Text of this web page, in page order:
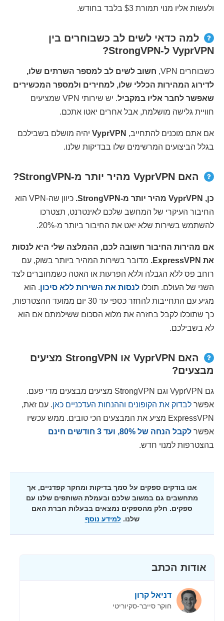
ולעשות אליו מנוי תמורת $3 בלבד בחודש.
למה כדאי לשים לב כשבוחרים בין
VyprVPN ל-StrongVPN?
כשבוחרים VPN,
חשוב לשים לב למספר השרתים שלו,
לדירוג המהירות הכללי שלו, למחירים ולמספר המכשירים
שאפשר לחבר אליו במקביל
. יש שירותי VPN שמציעים
חוויית גלישה מושלמת, אבל אחרים יאטו אתכם.
אם אתם מוכנים להתחייב, VyprVPN יהיה מושלם בשבילכם
בגלל הביצועים המרשימים שלו בבדיקות שלנו.
האם VyprVPN מהיר יותר מ-StrongVPN?
כן, VyprVPN מהיר יותר מ-StrongVPN.
כיוון שה-VPN הוא
החיבור העיקרי של המחשב שלכם לאינטרנט, תצטרכו
להשתמש בשירות שלא יאט את החיבור ביותר מ-20%.
אם מהירות החיבור חשובה לכם, ההמלצה שלי היא לנסות
את ExpressVPN.
מדובר בשירות המהיר ביותר בשוק, עם
רוחב פס ללא הגבלה וללא הפרעות או האטה כשמחוברים לצד
השני של העולם. תוכלו לנסות את השירות ללא סיכון. הוא
מגיע עם התחייבות להחזר כספי עד 30 יום ממועד ההצטרפות,
כך שתוכלו לקבל בחזרה את מלוא הסכום ששילמתם אם הוא
לא בשבילכם.
האם VyprVPN או StrongVPN מציעים
מבצעים?
גם VyprVPN וגם StrongVPN מציעים מבצעים מדי פעם.
אפשר לבדוק את הקופונים וההנחות העדכניים כאן. עם זאת,
ExpressVPN מציע את המבצעים הכי טובים. ממש עכשיו
אפשר לקבל הנחה של 80%, ועד 3 חודשים חינם
בהצטרפות למנוי חדש.
אנו בודקים ספקים על סמך בדיקות ומחקר קפדניים, אך
מתחשבים גם במשוב שלכם ובעמלת השותפים שלנו עם
ספקים. חלק מהספקים נמצאים בבעלות חברת האם
שלנו.למידע נוסף
אודות הכתב
דניאל קרון
חוקר סייבר-סקיוריטי